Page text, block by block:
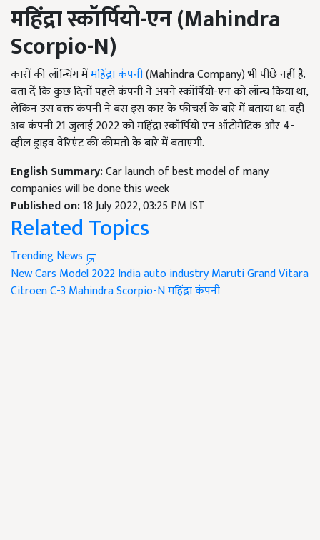
महिंद्रा स्कॉर्पियो-एन(Mahindra
Scorpio-N)
कारों की लॉन्चिंग मेंमहिंद्रा कंपनी(Mahindra Company) भी पीछे नहीं है.
बता दें कि कुछ दिनों पहले कंपनी ने अपने स्कॉर्पियो-एन को लॉन्च किया था,
लेकिन उस वक्त कंपनी ने बस इस कार के फीचर्स के बारे में बताया था. वहीं
अब कंपनी 21 जुलाई 2022 को महिंद्रा स्कॉर्पियो एन ऑटोमैटिक और 4-
व्हील ड्राइव वेरिएंट की कीमतों के बारे में बताएगी.
English Summary:Car launch of best model of many
companies will be done this week
Published on:18 July 2022, 03:25 PM IST
Related Topics
Trending News
New Cars Model 2022 Indiaauto industryMaruti Grand Vitara
Citroen C-3 Mahindra Scorpio-Nमहिंद्रा कंपनी